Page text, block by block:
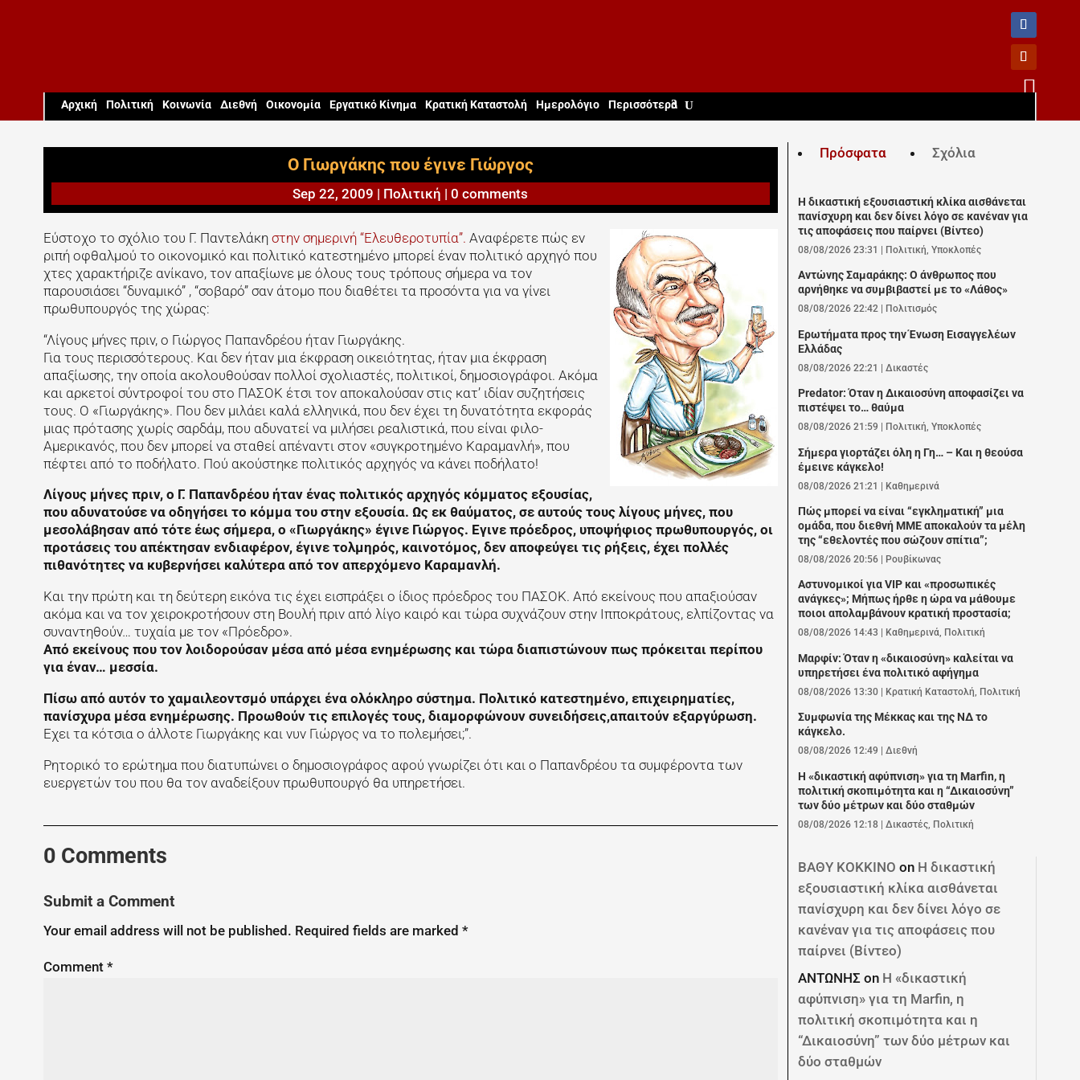

Aρχική Πολιτική Κοινωνία Διεθνή Οικονομία Εργατικό Κίνημα Κρατική Καταστολή Ημερολόγιο Περισσότερα
Ο Γιωργάκης που έγινε Γιώργος
Sep 22, 2009 | Πολιτική |0 comments
Εύστοχο το σχόλιο του Γ. Παντελάκη στην σημερινή “Ελευθεροτυπία”. Αναφέρετε πώς εν
ριπή οφθαλμού το οικονομικό και πολιτικό κατεστημένο μπορεί έναν πολιτικό αρχηγό που
χτες χαρακτήριζε ανίκανο, τον απαξίωνε με όλους τους τρόπους σήμερα να τον
παρουσιάσει “δυναμικό” , “σοβαρό” σαν άτομο που διαθέτει τα προσόντα για να γίνει
πρωθυπουργός της χώρας:
“Λίγους μήνες πριν, ο Γιώργος Παπανδρέου ήταν Γιωργάκης.
Για τους περισσότερους. Και δεν ήταν μια έκφραση οικειότητας, ήταν μια έκφραση
απαξίωσης, την οποία ακολουθούσαν πολλοί σχολιαστές, πολιτικοί, δημοσιογράφοι. Ακόμα
και αρκετοί σύντροφοί του στο ΠΑΣΟΚ έτσι τον αποκαλούσαν στις κατ’ ιδίαν συζητήσεις
τους. Ο «Γιωργάκης». Που δεν μιλάει καλά ελληνικά, που δεν έχει τη δυνατότητα εκφοράς
μιας πρότασης χωρίς σαρδάμ, που αδυνατεί να μιλήσει ρεαλιστικά, που είναι φιλο-
Αμερικανός, που δεν μπορεί να σταθεί απέναντι στον «συγκροτημένο Καραμανλή», που
πέφτει από το ποδήλατο. Πού ακούστηκε πολιτικός αρχηγός να κάνει ποδήλατο!
Λίγους μήνες πριν, ο Γ. Παπανδρέου ήταν ένας πολιτικός αρχηγός κόμματος εξουσίας,
που αδυνατούσε να οδηγήσει το κόμμα του στην εξουσία. Ως εκ θαύματος, σε αυτούς τους λίγους μήνες, που
μεσολάβησαν από τότε έως σήμερα, ο «Γιωργάκης» έγινε Γιώργος. Εγινε πρόεδρος, υποψήφιος πρωθυπουργός, οι
προτάσεις του απέκτησαν ενδιαφέρον, έγινε τολμηρός, καινοτόμος, δεν αποφεύγει τις ρήξεις, έχει πολλές
πιθανότητες να κυβερνήσει καλύτερα από τον απερχόμενο Καραμανλή.
Και την πρώτη και τη δεύτερη εικόνα τις έχει εισπράξει ο ίδιος πρόεδρος του ΠΑΣΟΚ. Από εκείνους που απαξιούσαν
ακόμα και να τον χειροκροτήσουν στη Βουλή πριν από λίγο καιρό και τώρα συχνάζουν στην Ιπποκράτους, ελπίζοντας να
συναντηθούν… τυχαία με τον «Πρόεδρο».
Από εκείνους που τον λοιδορούσαν μέσα από μέσα ενημέρωσης και τώρα διαπιστώνουν πως πρόκειται περίπου
για έναν… μεσσία.
Πίσω από αυτόν το χαμαιλεοντσμό υπάρχει ένα ολόκληρο σύστημα. Πολιτικό κατεστημένο, επιχειρηματίες,
πανίσχυρα μέσα ενημέρωσης. Προωθούν τις επιλογές τους, διαμορφώνουν συνειδήσεις,απαιτούν εξαργύρωση.
Εχει τα κότσια ο άλλοτε Γιωργάκης και νυν Γιώργος να το πολεμήσει;”.
Ρητορικό το ερώτημα που διατυπώνει ο δημοσιογράφος αφού γνωρίζει ότι και ο Παπανδρέου τα συμφέροντα των
ευεργετών του που θα τον αναδείξουν πρωθυπουργό θα υπηρετήσει.
0 Comments
Submit a Comment
Your email address will not be published. Required fields are marked *
Comment *
Πρόσφατα Σχόλια
Η δικαστική εξουσιαστική κλίκα αισθάνεται
πανίσχυρη και δεν δίνει λόγο σε κανέναν για
τις αποφάσεις που παίρνει (Βίντεο)
08/08/2026 23:31 | Πολιτική,Υποκλοπές
Αντώνης Σαμαράκης: Ο άνθρωπος που
αρνήθηκε να συμβιβαστεί με το «Λάθος»
08/08/2026 22:42 Πολιτισμός
Ερωτήματα προς την Ένωση Εισαγγελέων
Ελλάδας
08/08/2026 22:21 |Δικαστές
Predator: Όταν η Δικαιοσύνη αποφασίζει να
πιστέψει το… θαύμα
08/08/2026 21:59 Πολιτική,Υποκλοπές
Σήμερα γιορτάζει όλη η Γη… – Και η θεούσα
έμεινε κάγκελο!
08/08/2026 21:21 | Καθημερινά
Πώς μπορεί να είναι “εγκληματική” μια
ομάδα, που διεθνή ΜΜΕ αποκαλούν τα μέλη
της “εθελοντές που σώζουν σπίτια”;
08/08/2026 20:56 Ρουβίκωνας
Αστυνομικοί για VIP και «προσωπικές
ανάγκες»; Μήπως ήρθε η ώρα να μάθουμε
ποιοι απολαμβάνουν κρατική προστασία;
08/08/2026 14:43 Καθημερινά, Πολιτική
Μαρφίν: Όταν η «δικαιοσύνη» καλείται να
υπηρετήσει ένα πολιτικό αφήγημα
08/08/2026 13:30 | Κρατική Καταστολή Πολιτική
Συμφωνία της Μέκκας και της ΝΔ το
κάγκελο.
08/08/2026 12:49 |Διεθνή
Η «δικαστική αφύπνιση» για τη Marfin, η
πολιτική σκοπιμότητα και η “Δικαιοσύνη”
των δύο μέτρων και δύο σταθμών
08/08/2026 12:18 |Δικαστές Πολιτική
ΒΑΘΥ ΚΟΚΚΙΝΟ on Η δικαστική
εξουσιαστική κλίκα αισθάνεται
πανίσχυρη και δεν δίνει λόγο σε
κανέναν για τις αποφάσεις που
παίρνει (Βίντεο)
ΑΝΤΩΝΗΣ on Η «δικαστική
αφύπνιση» για τη Marfin, η
πολιτική σκοπιμότητα και η
“Δικαιοσύνη” των δύο μέτρων και
δύο σταθμών